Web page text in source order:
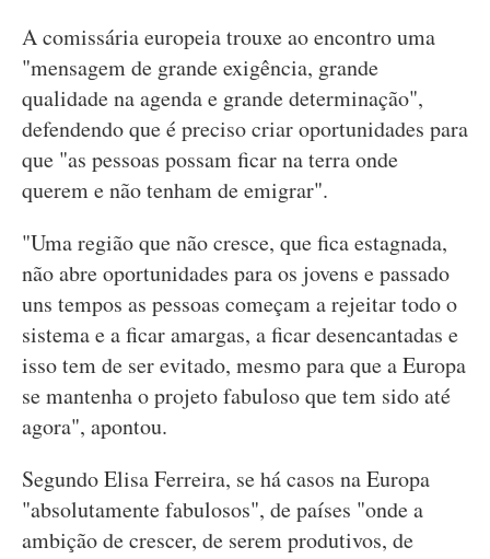
A comissária europeia trouxe ao encontro uma
"mensagem de grande exigência, grande
qualidade na agenda e grande determinação",
defendendo que é preciso criar oportunidades para
que "as pessoas possam ficar na terra onde
querem e não tenham de emigrar".
"Uma região que não cresce, que fica estagnada,
não abre oportunidades para os jovens e passado
uns tempos as pessoas começam a rejeitar todo o
sistema e a ficar amargas, a ficar desencantadas e
isso tem de ser evitado, mesmo para que a Europa
se mantenha o projeto fabuloso que tem sido até
agora", apontou.
Segundo Elisa Ferreira, se há casos na Europa
"absolutamente fabulosos", de países "onde a
ambição de crescer, de serem produtivos, de